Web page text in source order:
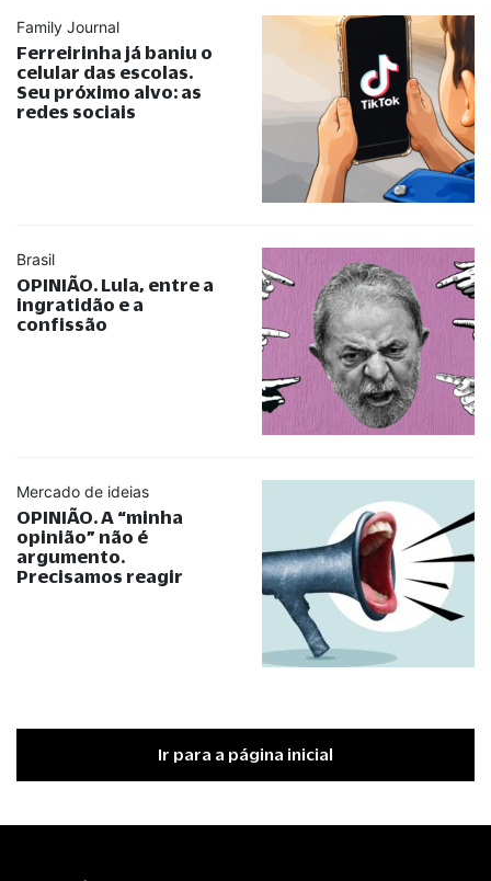
Family Journal
Ferreirinha já baniu o
celular das escolas.
Seu próximo alvo: as
redes sociais
Brasil
OPINIÃO. Lula, entre a
ingratidão e a
confissão
Mercado de ideias
OPINIÃO. A “minha
opinião” não é
argumento.
Precisamos reagir
Ir para a página inicial